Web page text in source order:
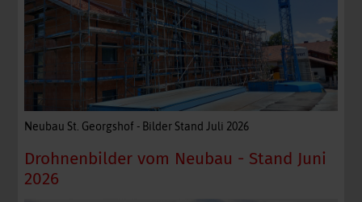
Neubau St. Georgshof - Bilder Stand Juli 2026
Drohnenbilder vom Neubau - Stand Juni
2026